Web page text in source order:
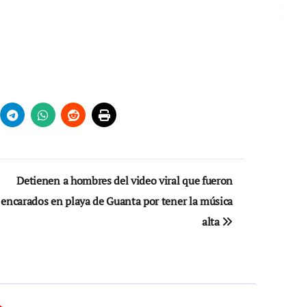
Detienen a hombres del video viral que fueron
encarados en playa de Guanta por tener la música
alta